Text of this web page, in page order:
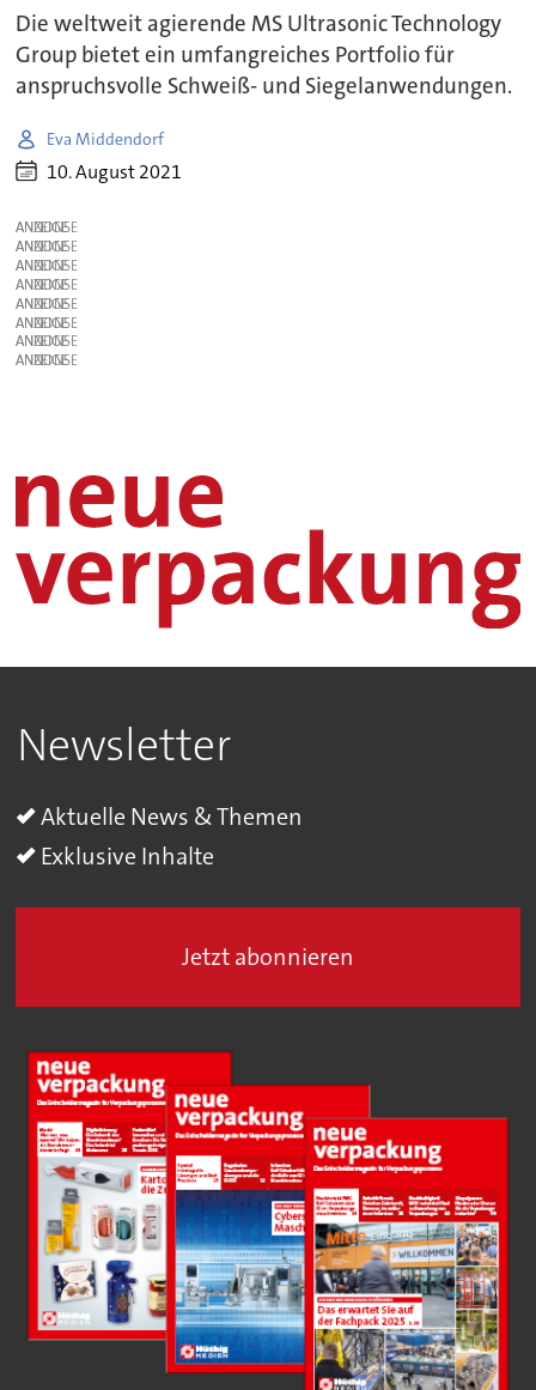
Die weltweit agierende MS Ultrasonic Technology
Group bietet ein umfangreiches Portfolio für
anspruchsvolle Schweiß- und Siegelanwendungen.
Eva Middendorf
10. August 2021
ANZEIGE
ANZEIGE
ANZEIGE
ANZEIGE
ANZEIGE
ANZEIGE
ANZEIGE
ANZEIGE
Newsletter
Aktuelle News & Themen
Exklusive Inhalte
Jetzt abonnieren